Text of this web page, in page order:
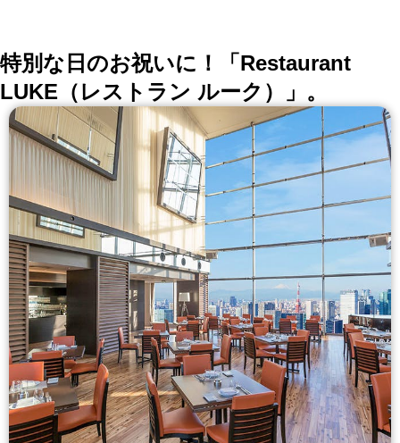
特別な日のお祝いに！「Restaurant
LUKE（レストラン ルーク）」。